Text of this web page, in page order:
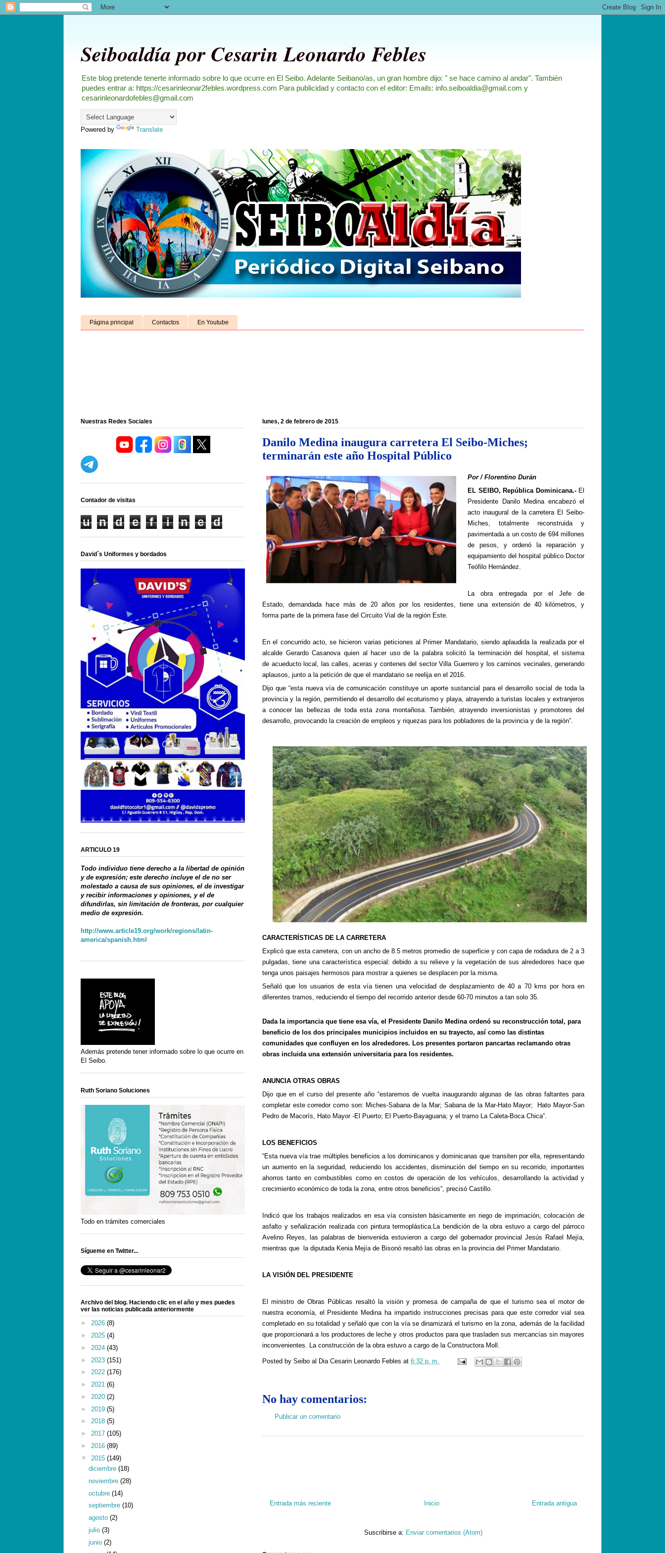
Seiboaldía por Cesarin Leonardo Febles
Este blog pretende tenerte informado sobre lo que ocurre en El Seibo. Adelante Seibano/as, un gran hombre dijo: " se hace camino al andar". También
puedes entrar a: https://cesarinleonar2febles.wordpress.com Para publicidad y contacto con el editor: Emails: info.seiboaldia@gmail.com y
cesarinleonardofebles@gmail.com
Powered by Translate
Página principal Contactos En Youtube
lunes, 2 de febrero de 2015
Danilo Medina inaugura carretera El Seibo-Miches;
terminarán este año Hospital Público
Por / Florentino Durán
EL SEIBO, República Dominicana.-El
Presidente Danilo Medina encabezó el
acto inaugural de la carretera El Seibo-
Miches, totalmente reconstruida y
pavimentada a un costo de 694 millones
de pesos, y ordenó la reparación y
equipamiento del hospital público Doctor
Teófilo Hernández.
La obra entregada por el Jefe de
Estado, demandada hace más de 20 años por los residentes, tiene una extensión de 40 kilómetros, y
formaparte de la primera fase del Circuito Vial de la región Este.
En el concurrido acto, se hicieron varias peticiones al Primer Mandatario, siendo aplaudida la realizada por el
alcalde Gerardo Casanova quien al hacer uso de la palabra solicitó la terminación del hospital, el sistema
de acueducto local , las calles, aceras y contenes del sector Villa Guerreroy los caminos vecinales, generando
aplausos, junto a la petición de que el mandatario se reelija en el 2016.
Dijo que “esta nueva vía de comunicación constituye un aporte sustancial para el desarrollo social de toda la
provincia y la región, permitiendo el desarrollo del ecoturismo y playa, atrayendo a turistas locales y extranjeros
a conocer las bellezas de toda esta zona montañosa. También, atrayendo inversionistas y promotores del
desarrollo, provocando la creación de empleos y riquezas para los pobladores de la provincia y de la región”.
CARACTERÍSTICAS DE LA CARRETERA
Explicó que esta carretera, con un ancho de 8.5 metros promedio de superficie y con capa de rodadura de 2 a 3
pulgadas, tiene una característica especial: debido a su relieve y la vegetación de sus alrededores hace que
tenga unos paisajes hermosos para mostrar a quienes se desplacen por la misma.
Señaló que los usuarios de esta vía tienen una velocidad de desplazamiento de 40 a 70 kms por hora en
diferentes tramos, reduciendo el tiempo del recorrido anterior desde 60-70 minutos a tan solo 35.
Dada la importancia que tiene esa vía, el Presidente Danilo Medina ordenó su reconstrucción total, para
beneficio de los dos principales municipios incluidos en su trayecto, así como las distintas
comunidades que confluyen en los alrededores. Los presentes portaron pancartas reclamando otras
obras incluida una extensión universitaria para los residentes.
ANUNCIA OTRAS OBRAS
Dijo que en el curso del presente año “estaremos de vuelta inaugurando algunas de las obras faltantes para
completar este corredor como son: Miches-Sabana de la Mar; Sabana de la Mar-Hato Mayor; Hato Mayor-San
Pedro de Macorís, Hato Mayor -El Puerto; El Puerto-Bayaguana; y el tramo La Caleta-Boca Chica”.
LOS BENEFICIOS
“Esta nueva vía trae múltiples beneficios a los dominicanos y dominicanas que transiten por ella, representando
un aumento en la seguridad, reduciendo los accidentes, disminución del tiempo en su recorrido, importantes
ahorros tanto en combustibles como en costos de operación de los vehículos, desarrollando la actividad y
crecimiento económico de toda la zona, entre otros beneficios”, precisó Castillo.
Indicó que los trabajos realizados en esa vía consisten básicamente en riego de imprimación, colocación de
asfalto y señalización realizada con pintura termoplástica. La bendición de la obra estuvo a cargo delpárroco
Avelino Reyes, las palabras de bienvenida estuvieron a cargo del gobernador provincial Jesús Rafael Mejía,
mientras que la diputada Kenia Mejía de Bisonó resaltó las obras en la provincia del Primer Mandatario.
LA VISIÓN DEL PRESIDENTE
El ministro de Obras Públicas resaltóla visión y promesa de campaña de que el turismo sea el motor de
nuestra economía, el Presidente Medina ha impartido instrucciones precisas para que este corredor vial sea
completado en su totalidad y señaló que con la víase dinamizará el turismo en la zona, además de la facilidad
que proporcionará a los productores de leche y otros productos para que trasladen sus mercancías sin mayores
inconvenientes. La construcción de la obra estuvo a cargo de la Constructora Moll .
Posted by Seibo al Dia Cesarin Leonardo Febles at 6:32 p. m.
No hay comentarios:
Publicar un comentario
Entrada más reciente Entrada antigua
Inicio
Suscribirse a: Enviar comentarios (Atom)
Nuestras Redes Sociales
Contador de visitas
u n d e f i n e d
David´s Uniformes y bordados
ARTICULO 19
Todo individuo tiene derecho a la libertad de opinión
y de expresión; este derecho incluye el de no ser
molestado a causa de sus opiniones, el de investigar
y recibir informaciones y opiniones, y el de
difundirlas, sin limitación de fronteras, por cualquier
medio de expresión.
http://www.article19.org/work/regions/latin-
america/spanish.html
Además pretende tener informado sobre lo que ocurre en
El Seibo.
Ruth Soriano Soluciones
Todo en trámites comerciales
Sígueme en Twitter...
Archivo del blog. Haciendo clic en el año y mes puedes
ver las noticias publicada anteriormente
► 2026 (8)
► 2025 (4)
► 2024 (43)
► 2023 (151)
► 2022 (176)
► 2021 (6)
► 2020 (2)
► 2019 (5)
► 2018 (5)
► 2017 (105)
► 2016 (89)
▼ 2015 (149)
diciembre (18)
noviembre (28)
octubre (14)
septiembre (10)
agosto (2)
julio (3)
junio (2)